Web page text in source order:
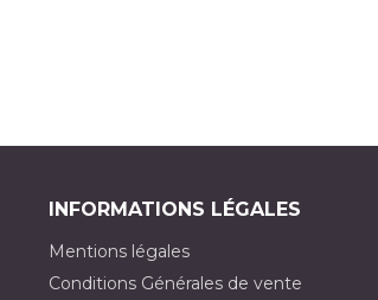
INFORMATIONS LÉGALES
Mentions légales
Conditions Générales de vente